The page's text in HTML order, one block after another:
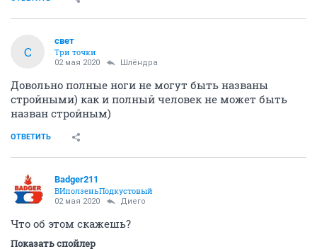
С
свет
Три точки
02 мая 2020 Шлёндра
Довольно полные ноги не могут быть названы
стройными) как и полный человек не может быть
назван стройным)
ОТВЕТИТЬ
Badger211
ВИползеньПодкустовый
02 мая 2020 Диего
Что об этом скажешь?
Показать спойлер